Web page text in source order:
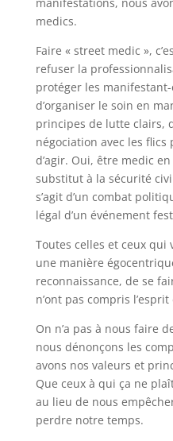
medics.
Faire « street medic »,
refuser la
protéger les
d’organiser le soin en
principes de lutte clairs,
négociation avec les
d’agir. Oui, être medic
substitut à la sécurité
s’agit d’un combat
légal d’un événement
Toutes celles et ceux qui
une manière
reconnaissance, de se
n’ont pas compris
On n’a pas à nous faire
nous dénonçons les
avons nos valeurs et
Que ceux à qui ça ne
au lieu de nous
perdre notre temps.